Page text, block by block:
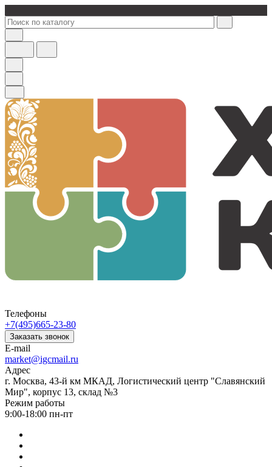
Телефоны
+7(495)665-23-80
Заказать звонок
E-mail
market@igcmail.ru
Адрес
г. Москва, 43-й км МКАД, Логистический центр "Славянский
Мир", корпус 13, склад №3
Режим работы
9:00-18:00 пн-пт